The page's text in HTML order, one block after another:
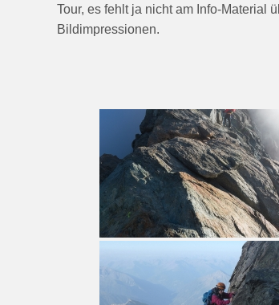
Tour, es fehlt ja nicht am Info-Material
Bildimpressionen.